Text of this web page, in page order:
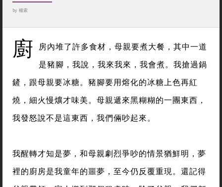
by 楊索
廚 房內堆了許多食材，母親要煮大餐，其中一道
是豬腳，我說，我來我來，我會煮。我搶過鍋
鏟，跟母親要冰糖。豬腳要用熔化的冰糖上色再紅
燒，細火慢爌才味美。母親遞來黑糊糊的一團東西，
我發怒說不是這東西，我們倆吵起來。
我醒轉才知是夢，和母親劇烈爭吵的情景猶鮮明，夢
裡的廚房是我童年的噩夢，至今仍反覆重現。還記得